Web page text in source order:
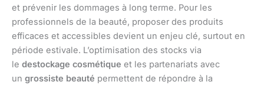
et prévenir les dommages à long terme. Pour les
professionnels de la beauté, proposer des produits
efficaces et accessibles devient un enjeu clé, surtout en
période estivale. L’optimisation des stocks via
le destockage cosmétique et les partenariats avec
un grossiste beauté permettent de répondre à la